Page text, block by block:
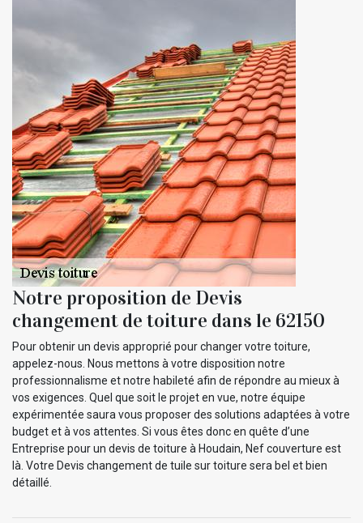
Notre proposition de Devis
changement de toiture dans le 62150
Pour obtenir un devis approprié pour changer votre toiture,
appelez-nous. Nous mettons à votre disposition notre
professionnalisme et notre habileté afin de répondre au mieux à
vos exigences. Quel que soit le projet en vue, notre équipe
expérimentée saura vous proposer des solutions adaptées à votre
budget et à vos attentes. Si vous êtes donc en quête d’une
Entreprise pour un devis de toiture à Houdain, Nef couverture est
là. Votre Devis changement de tuile sur toiture sera bel et bien
détaillé.